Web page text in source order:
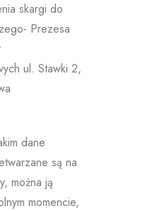
skargi do
Prezesa
ul. Stawki 2,
dane
są na
można ją
momencie,